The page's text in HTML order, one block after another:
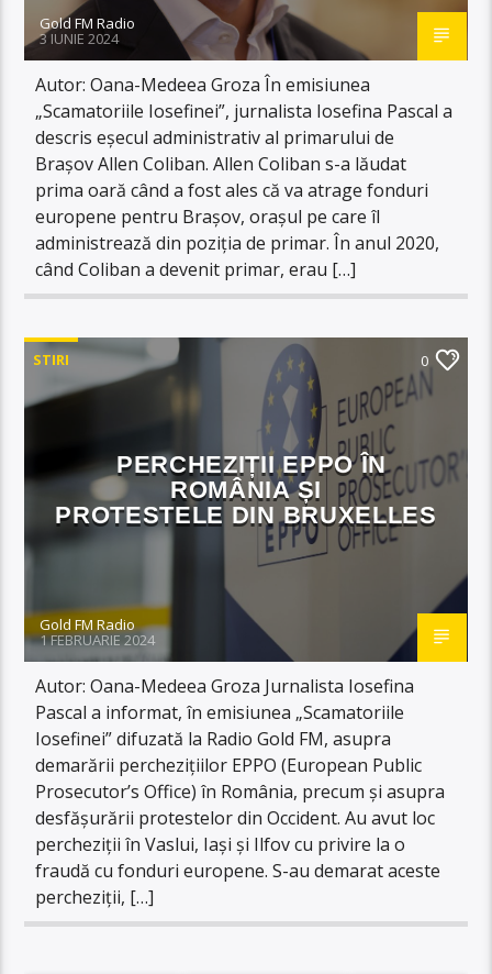
Gold FM Radio
3 IUNIE 2024
Autor: Oana-Medeea Groza În emisiunea
„Scamatoriile Iosefinei”, jurnalista Iosefina Pascal a
descris eșecul administrativ al primarului de
Brașov Allen Coliban. Allen Coliban s-a lăudat
prima oară când a fost ales că va atrage fonduri
europene pentru Brașov, orașul pe care îl
administrează din poziția de primar. În anul 2020,
când Coliban a devenit primar, erau […]
STIRI 0
PERCHEZIȚII EPPO ÎN
ROMÂNIA ȘI
PROTESTELE DIN BRUXELLES
Gold FM Radio
1 FEBRUARIE 2024
Autor: Oana-Medeea Groza Jurnalista Iosefina
Pascal a informat, în emisiunea „Scamatoriile
Iosefinei” difuzată la Radio Gold FM, asupra
demarării perchezițiilor EPPO (European Public
Prosecutor’s Office) în România, precum și asupra
desfășurării protestelor din Occident. Au avut loc
percheziții în Vaslui, Iași și Ilfov cu privire la o
fraudă cu fonduri europene. S-au demarat aceste
percheziții, […]